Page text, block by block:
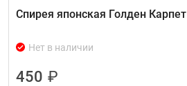
Спирея японская Голден Карпет
Нет в наличии
450 ₽